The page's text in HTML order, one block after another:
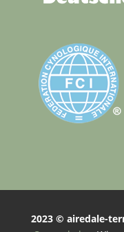
2023 © airedale-